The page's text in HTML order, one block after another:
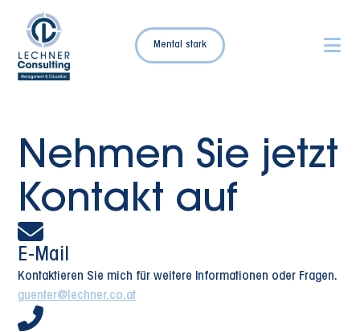
Mental stark
Nehmen Sie jetzt
Kontakt auf
E-Mail
Kontaktieren Sie mich für weitere Informationen oder Fragen.
guenter@lechner.co.at